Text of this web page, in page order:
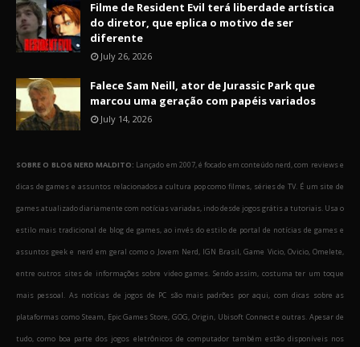
Filme de Resident Evil terá liberdade artística
do diretor, que eplica o motivo de ser
diferente
July 26, 2026
Falece Sam Neill, ator de Jurassic Park que
marcou uma geração com papéis variados
July 14, 2026
SOBRE O BLOG NERD MALDITO: Lançado em 2007, é focado em conteúdo nerd, com reviews e
dicas de games e assuntos relacionados a cultura pop como filmes, séries de TV. É um site de
games atualizado diariamente com notícias variadas, indo desde jogos grátis a tutoriais. Usa o
estilo mais tradicional de blog de games, ao invés do estilo de portal de notícias de games e
assuntos geek e nerd em geral como o Jovem Nerd, IGN Brasil, Game Vicio, Ovicio, Omelete,
entre outros sites de informações sobre video games. Sendo assim, costuma ter um toque
mais pessoal. As notícias de jogos de PC são mais padrões por aqui, com dicas sobre as
plataformas como Steam, Epic Games Store, GOG, Origin, Ubisoft Connect e outras. Apesar de
tudo, como boa parte dos jogos eletrônicos de computador também estão disponíveis nos